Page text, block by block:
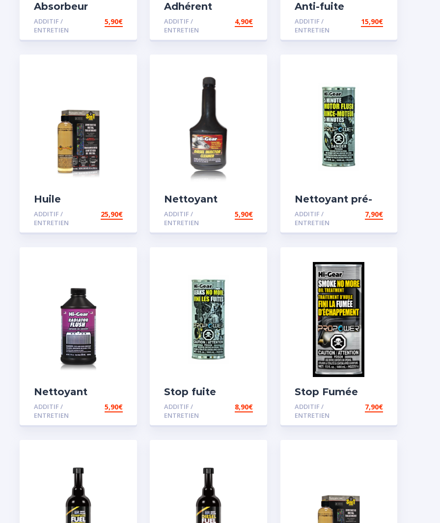
Absorbeur
disperssant
d’eau pour
carburant
ADDITIF /
ENTRETIEN
5,90€
Adhérent
courroie
ADDITIF /
ENTRETIEN
4,90€
Anti-fuite
concentré pour
direction
assistée
ADDITIF /
ENTRETIEN
15,90€
Huile
Remétallisant
Moteur SMT2
ADDITIF /
ENTRETIEN
25,90€
Nettoyant
injecteur diesel
ADDITIF /
ENTRETIEN
5,90€
Nettoyant pré-
vidange
ADDITIF /
ENTRETIEN
7,90€
Nettoyant
radiateur
ADDITIF /
ENTRETIEN
5,90€
Stop fuite
moteur
ADDITIF /
ENTRETIEN
8,90€
Stop Fumée
ADDITIF /
ENTRETIEN
7,90€